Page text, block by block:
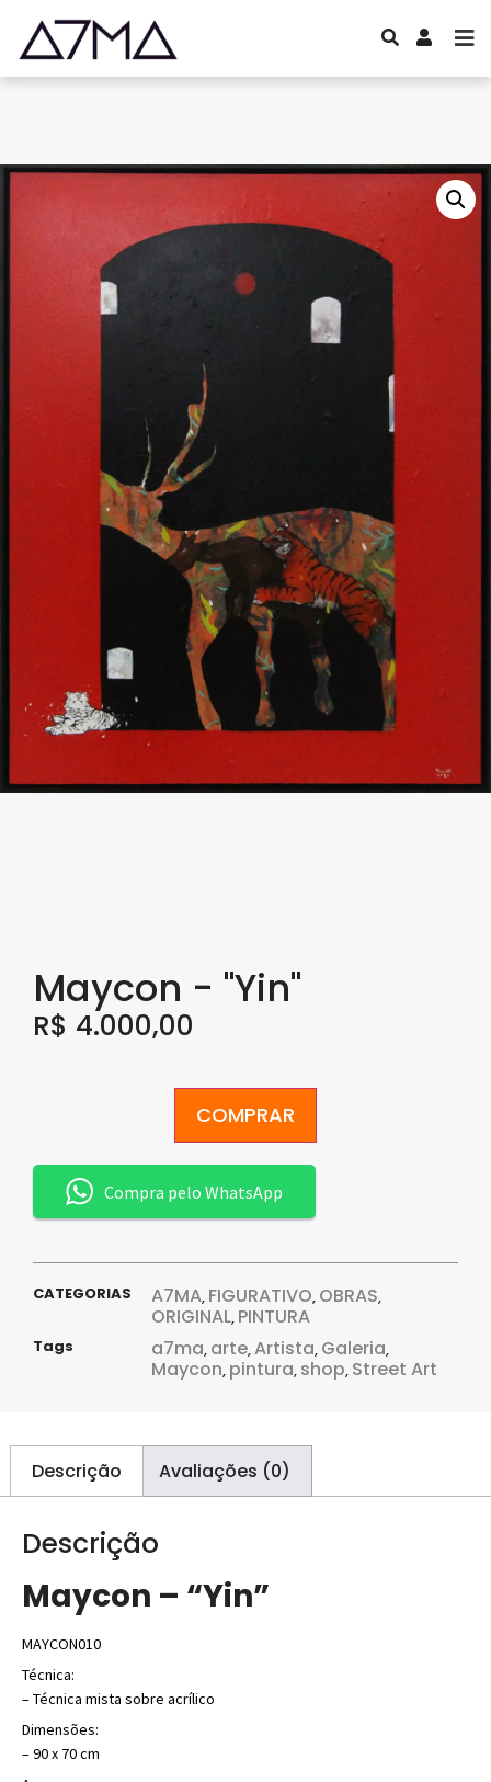
Maycon - "Yin"
R$ 4.000,00
COMPRAR
Compra pelo WhatsApp
CATEGORIAS A7MA, FIGURATIVO, OBRAS,
ORIGINAL, PINTURA
Tags a7ma, arte,Artista, Galeria,
Maycon, pintura, shop, Street Art
Descrição Avaliações (0)
Descrição
Maycon – “Yin”
MAYCON010
Técnica:
– Técnica mista sobre acrílico
Dimensões:
– 90 x 70 cm